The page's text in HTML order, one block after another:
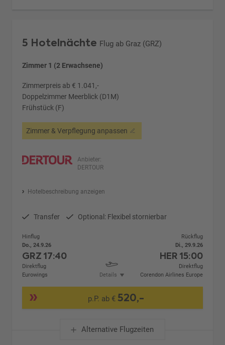
5 Hotelnächte Flug ab Graz (GRZ)
Zimmer 1 (2 Erwachsene)
Zimmerpreis ab € 1.041,-
Doppelzimmer Meerblick (D1M)
Frühstück (F)
Zimmer & Verpflegung anpassen
Anbieter:
DERTOUR
Hotelbeschreibung anzeigen
Transfer Optional: Flexibel stornierbar
Hinflug
Do., 24.9.26
GRZ17:40
Direktflug
Eurowings
Details
Rückflug
Di., 29.9.26
HER 15:00
Direktflug
Corendon Airlines Europe
p.P. ab € 520,-
Alternative Flugzeiten